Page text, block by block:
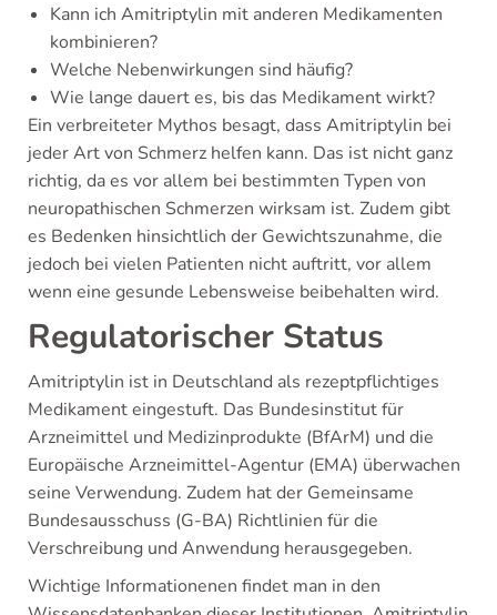
Kann ich Amitriptylin mit anderen Medikamenten
kombinieren?
Welche Nebenwirkungen sind häufig?
Wie lange dauert es, bis das Medikament wirkt?
Ein verbreiteter Mythos besagt, dass Amitriptylin bei
jeder Art von Schmerz helfen kann. Das ist nicht ganz
richtig, da es vor allem bei bestimmten Typen von
neuropathischen Schmerzen wirksam ist. Zudem gibt
es Bedenken hinsichtlich der Gewichtszunahme, die
jedoch bei vielen Patienten nicht auftritt, vor allem
wenn eine gesunde Lebensweise beibehalten wird.
Regulatorischer Status
Amitriptylin ist in Deutschland als rezeptpflichtiges
Medikament eingestuft. Das Bundesinstitut für
Arzneimittel und Medizinprodukte (BfArM) und die
Europäische Arzneimittel-Agentur (EMA) überwachen
seine Verwendung. Zudem hat der Gemeinsame
Bundesausschuss (G-BA) Richtlinien für die
Verschreibung und Anwendung herausgegeben.
Wichtige Informationenen findet man in den